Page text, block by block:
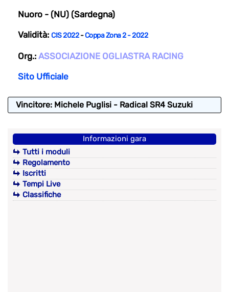
Nuoro - (NU) (Sardegna)
Validità: CIS 2022-Coppa Zona 2 - 2022
Org.: ASSOCIAZIONE OGLIASTRA RACING
Sito Ufficiale
Vincitore: Michele Puglisi - Radical SR4 Suzuki
Informazioni gara
Tutti i moduli
Regolamento
Iscritti
Tempi Live
Classifiche